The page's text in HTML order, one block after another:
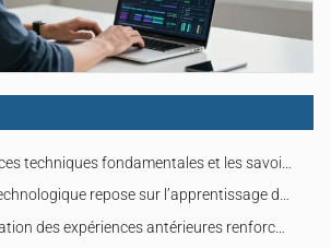
Les compétences techniques fondamentales et les savoir-faire métiers transverses
Le socle technologique repose sur l’apprentissage de SQL et de la programmation Python
La valorisation des expériences antérieures renforce la légitimité du profil senior